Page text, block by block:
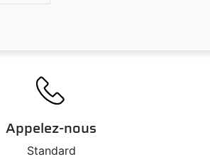
Appelez-nous
Standard